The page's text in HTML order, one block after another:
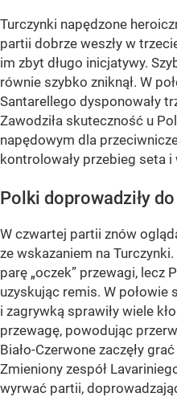
Turczynki napędzone
partii dobrze weszły w
im zbyt długo inicjatywy.
równie szybko zniknął. W
Santarellego dysponowały
Zawodziła skuteczność u
napędowym dla
kontrolowały przebieg seta i
Polki doprowadziły
W czwartej partii znów
ze wskazaniem na
parę „oczek” przewagi, lecz
uzyskując remis. W połowie
i zagrywką sprawiły wiele
przewagę, powodując
Biało-Czerwone zaczęły
Zmieniony zespół
wyrwać partii,